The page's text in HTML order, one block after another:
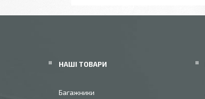
НАШІ ТОВАРИ
Багажники